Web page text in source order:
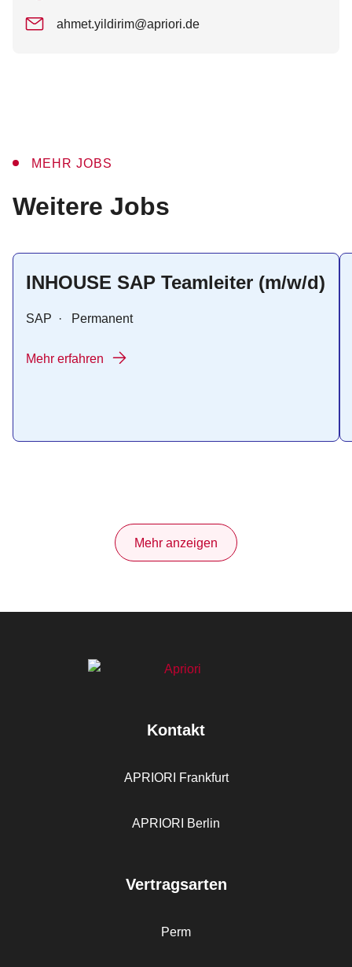
ahmet.yildirim@apriori.de
MEHR JOBS
:
Weitere Jobs
INHOUSE SAP Teamleiter (m/w/d)
SAP · Permanent
Mehr erfahren
Mehr anzeigen
Kontakt
APRIORI Frankfurt
APRIORI Berlin
Vertragsarten
Perm